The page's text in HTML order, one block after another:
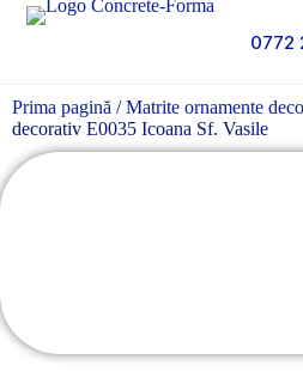
0772
Prima pagină /Matrite ornamente
decorativ E0035 Icoana Sf. Vasile